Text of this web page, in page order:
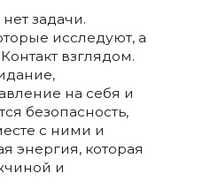
задачи.
исследуют, а
взглядом.
на себя и
безопасность,
с ними и
энергия, которая
и